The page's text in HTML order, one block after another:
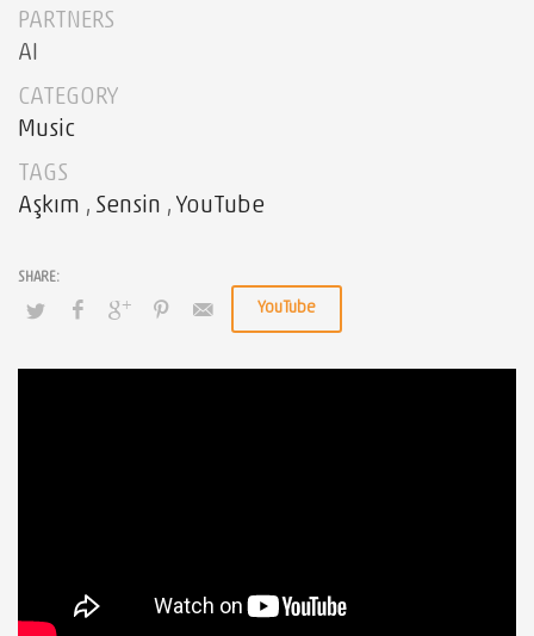
PARTNERS
AI
CATEGORY
Music
TAGS
Aşkım , Sensin , YouTube
YouTube